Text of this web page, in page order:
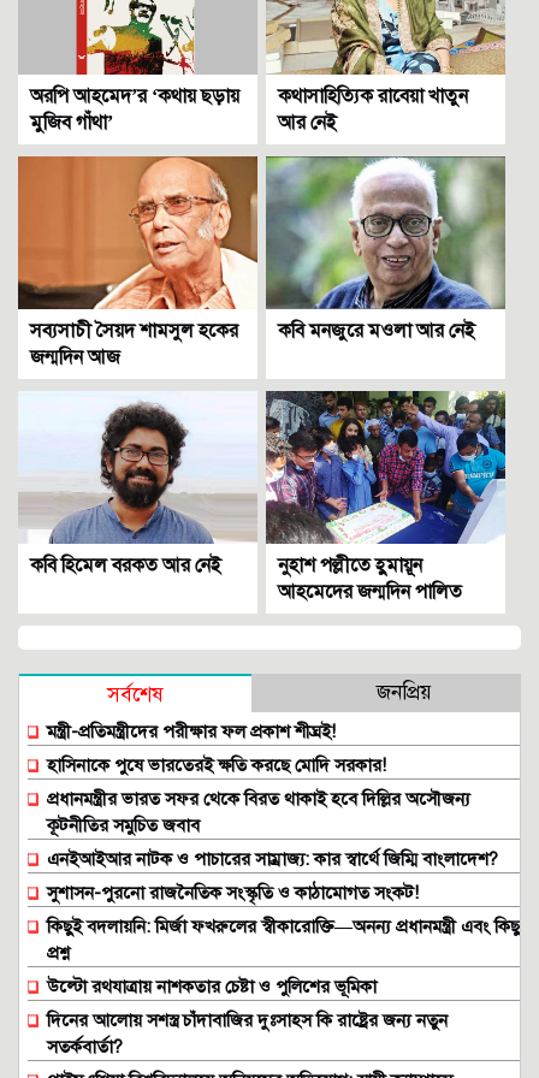
অরপি আহমেদ’র ‘কথায় ছড়ায়
মুজিব গাঁথা’
কথাসাহিত্যিক রাবেয়া খাতুন
আর নেই
সব্যসাচী সৈয়দ শামসুল হকের
জন্মদিন আজ
কবি মনজুরে মওলা আর নেই
কবি হিমেল বরকত আর নেই
নুহাশ পল্লীতে হ‌ুমায়ূন
আহমেদের জন্মদিন পালিত
সর্বশেষ জনপ্রিয়
মন্ত্রী-প্রতিমন্ত্রীদের পরীক্ষার ফল প্রকাশ শীঘ্রই!
হাসিনাকে পুষে ভারতেরই ক্ষতি করছে মোদি সরকার!
প্রধানমন্ত্রীর ভারত সফর থেকে বিরত থাকাই হবে দিল্লির অসৌজন্য
কূটনীতির সমুচিত জবাব
এনইআইআর নাটক ও পাচারের সাম্রাজ্য: কার স্বার্থে জিম্মি বাংলাদেশ?
সুশাসন-পুরনো রাজনৈতিক সংস্কৃতি ও কাঠামোগত সংকট!
কিছুই বদলায়নি: মির্জা ফখরুলের স্বীকারোক্তি—অনন্য প্রধানমন্ত্রী এবং কিছু
প্রশ্ন
উল্টো রথযাত্রায় নাশকতার চেষ্টা ও পুলিশের ভূমিকা
দিনের আলোয় সশস্ত্র চাঁদাবাজির দুঃসাহস কি রাষ্ট্রের জন্য নতুন
সতর্কবার্তা?